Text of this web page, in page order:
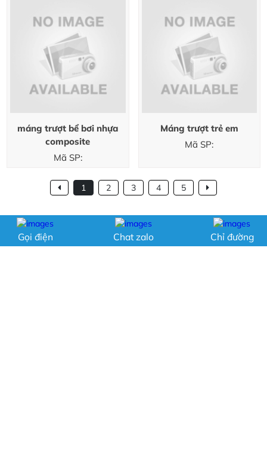
máng trượt bể bơi nhựa
composite
Mã SP:
Máng trượt trẻ em
Mã SP:
1 2 3 4 5
Gọi điện Chat zalo Chỉ đường